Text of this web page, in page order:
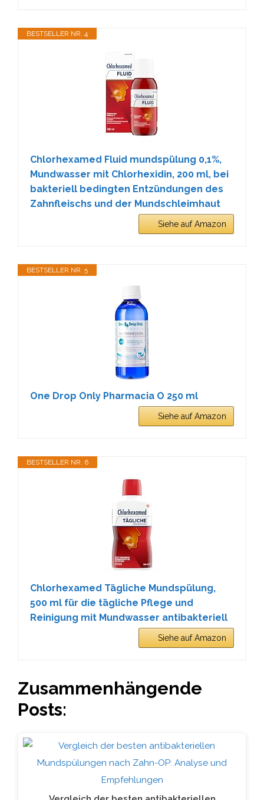
BESTSELLER NR. 4
Chlorhexamed Fluid mundspülung 0,1%,
Mundwasser mit Chlorhexidin, 200 ml, bei
bakteriell bedingten Entzündungen des
Zahnfleischs und der Mundschleimhaut
Siehe auf Amazon
BESTSELLER NR. 5
One Drop Only Pharmacia O 250 ml
Siehe auf Amazon
BESTSELLER NR. 6
Chlorhexamed Tägliche Mundspülung,
500 ml für die tägliche Pflege und
Reinigung mit Mundwasser antibakteriell
Siehe auf Amazon
Zusammenhängende
Posts: